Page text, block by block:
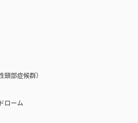
部症候群）
ーム